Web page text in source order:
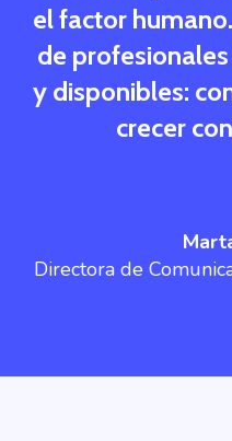
el factor
de
y disponibles:
crecer
Directora de